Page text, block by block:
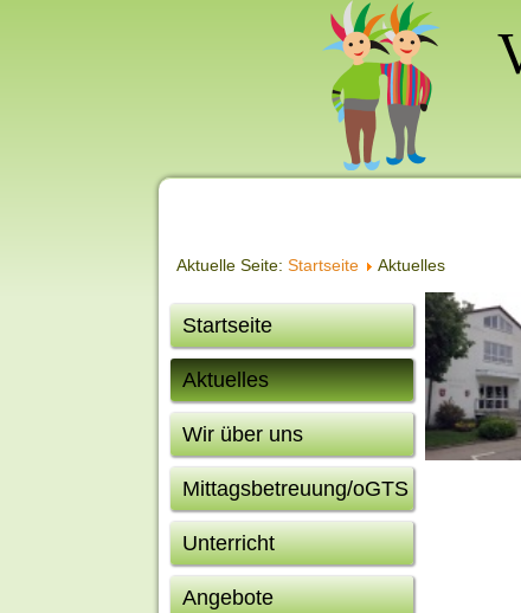
Aktuelle Seite:Startseite Aktuelles
Startseite
Aktuelles
Wir über uns
Mittagsbetreuung/oGTS
Unterricht
Angebote